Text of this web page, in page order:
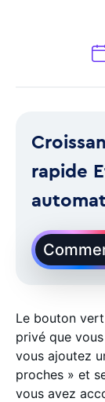
rapide
Le bouton
privé que
vous ajoutez
proches » et
vous avez